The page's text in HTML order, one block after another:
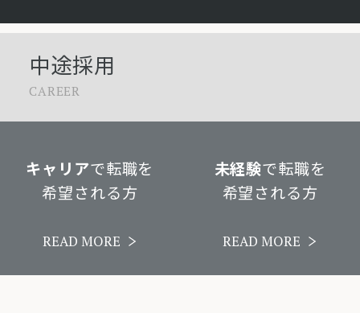
中途採用
CAREER
キャリアで転職を
希望される方
READ MORE
未経験で転職を
希望される方
READ MORE